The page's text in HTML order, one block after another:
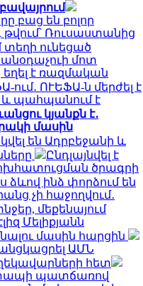
բաց են բոլոր
Ռուսաստանից
տեղի ունեցած
մոտ
է ռազմական
ում․ ՈՒԵՖԱ-ն մերժել է
և պահպանում է
կյանքն է․
մասին
են Ադրբեջանի և
Ընդլայնվել է
ծրագրի
ձևով ինձ փորձում են
չի հաջողվում․
մեքենայում
Մելիքյանն
մասին հարցին
ԱՄՆ
հետ
տապի պատճառով